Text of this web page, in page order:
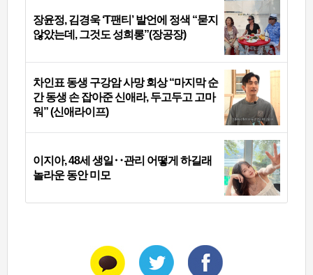
장윤정, 김경욱 ‘T팬티’ 발언에 정색 “묻지
않았는데, 그것도 성희롱”(장공장)
차인표 동생 구강암 사망 회상 “마지막 순
간 동생 손 잡아준 신애라, 두고두고 고마
워” (신애라이프)
이지아, 48세 생일‥관리 어떻게 하길래
놀라운 동안 미모